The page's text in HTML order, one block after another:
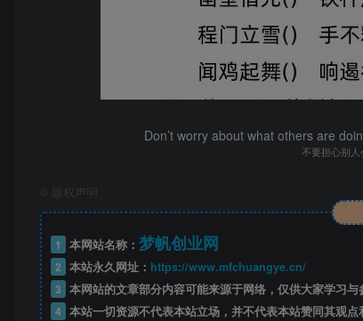
Don’t worry about what others are
不要担心别
版权声明
1 本网站名称： 梦帆创业网
2 本站永久网址： https://www.mfchuangye.cn/
3 本网站的文章部分内容可能来源于网络，仅供大家学习
4 本站一切资源不代表本站立场，并不代表本站赞同其观点